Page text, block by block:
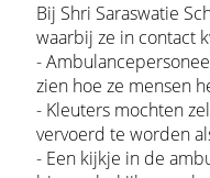
Bij Shri Saraswatie
waarbij ze in contact
-
zien hoe ze mensen
- Kleuters mochten
vervoerd te worden
- Een kijkje in de